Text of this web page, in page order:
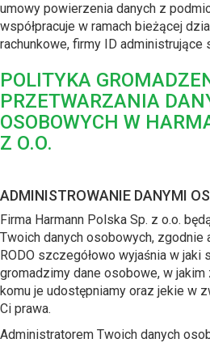
umowy powierzenia danych z
współpracuje w ramach bieżącej
rachunkowe, firmy ID administrujące
POLITYKA
PRZETWARZANIA
OSOBOWYCH W
Z O.O.
ADMINISTROWANIE DANYMI
Firma Harmann Polska Sp. z o.o.
Twoich danych osobowych, zgodnie
RODO szczegółowo wyjaśnia w jaki
gromadzimy dane osobowe, w
komu je udostępniamy oraz jekie w
Ci prawa.
Administratorem Twoich danych